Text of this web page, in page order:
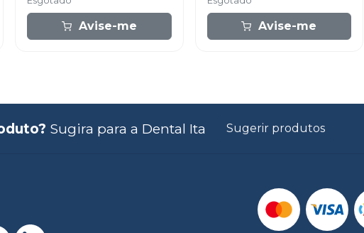
Avise-me Avise-me
Sugira para a Dental Ita Sugerir produtos